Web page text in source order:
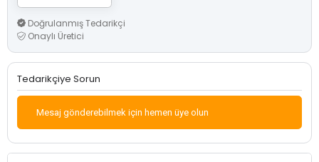
Doğrulanmış Tedarikçi
Onaylı Üretici
Tedarikçiye Sorun
Mesaj gönderebilmek için hemen üye olun